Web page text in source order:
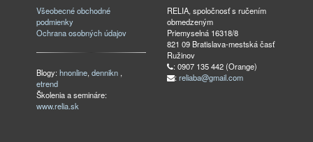
Všeobecné obchodné
podmienky
Ochrana osobných údajov
Blogy:hnonline,dennikn ,
etrend
Školenia a semináre:
www.relia.sk
RELIA, spoločnosť s ručením
obmedzeným
Priemyselná 16318/8
821 09 Bratislava-mestská časť
Ružinov
: 0907 135 442 (Orange)
: reliaba@gmail.com